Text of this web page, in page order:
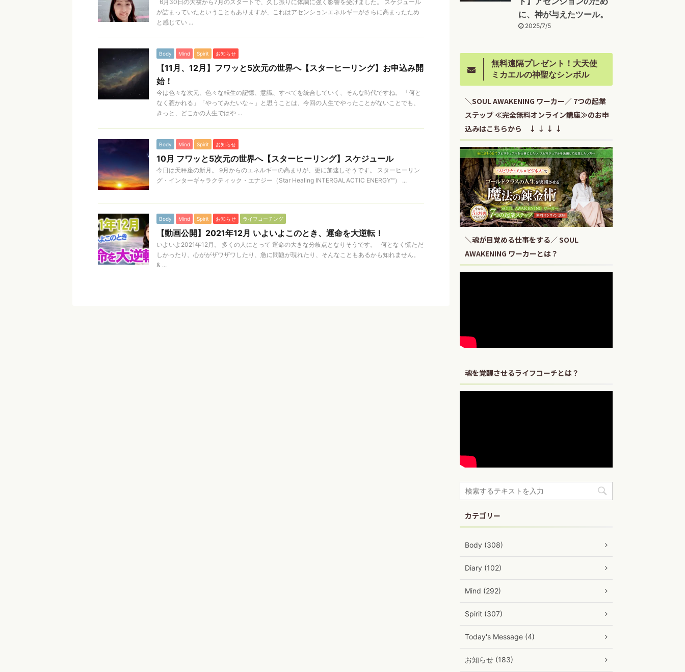
6月30日の大祓から7月のスタートで、久し振りに体調に強く影響を受けました。 スケジュール
が詰まっていたということもありますが、これはアセンションエネルギーがさらに高まったため
と感じてい ...
Body Mind Spirit お知らせ
【11月、12月】フワッと5次元の世界へ【スターヒーリング】お申込み開
始！
今は色々な次元、色々な転生の記憶、意識、すべてを統合していく、そんな時代ですね。 「何と
なく惹かれる」「やってみたいな～」と思うことは、今回の人生でやったことがないことでも、
きっと、どこかの人生ではや ...
Body Mind Spirit お知らせ
10月 フワッと5次元の世界へ【スターヒーリング】スケジュール
今日は天秤座の新月。 9月からのエネルギーの高まりが、更に加速しそうです。 スターヒーリン
グ・インターギャラクティック・エナジー（Star Healing INTERGALACTIC ENERGY™） ...
Body Mind Spirit お知らせ ライフコーチング
【動画公開】2021年12月 いよいよこのとき、運命を大逆転！
いよいよ2021年12月。 多くの人にとって 運命の大きな分岐点となりそうです。 何となく慌ただ
しかったり、心ががザワザワしたり、急に問題が現れたり、そんなこともあるかも知れません。
& ...
に、神が与えたツール。
2025/7/5
無料遠隔プレゼント！大天使
ミカエルの神聖なシンボル
＼SOUL AWAKENING ワーカー／ 7つの起業
ステップ ≪完全無料オンライン講座≫のお申
込みはこちらから ↓ ↓ ↓ ↓
＼魂が目覚める仕事をする／ SOUL
AWAKENING ワーカーとは？
魂を覚醒させるライフコーチとは？
カテゴリー
Body (308)
Diary (102)
Mind (292)
Spirit (307)
Today's Message (4)
お知らせ (183)